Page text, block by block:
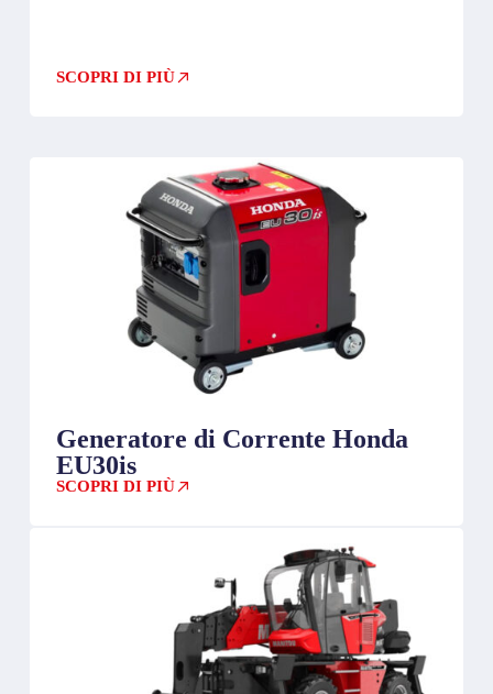
SCOPRI DI PIÙ
Generatore di Corrente Honda
EU30is
SCOPRI DI PIÙ